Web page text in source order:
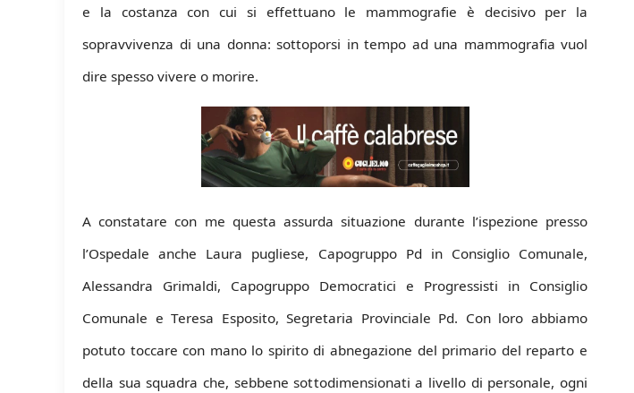
e la costanza con cui si effettuano le mammografie è decisivo per la
sopravvivenza di una donna: sottoporsi in tempo ad una mammografia vuol
dire spesso vivere o morire.
A constatare con me questa assurda situazione durante l’ispezione presso
l’Ospedale anche Laura pugliese, Capogruppo Pd in Consiglio Comunale,
Alessandra Grimaldi, Capogruppo Democratici e Progressisti in Consiglio
Comunale e Teresa Esposito, Segretaria Provinciale Pd. Con loro abbiamo
potuto toccare con mano lo spirito di abnegazione del primario del reparto e
della sua squadra che, sebbene sottodimensionati a livello di personale, ogni